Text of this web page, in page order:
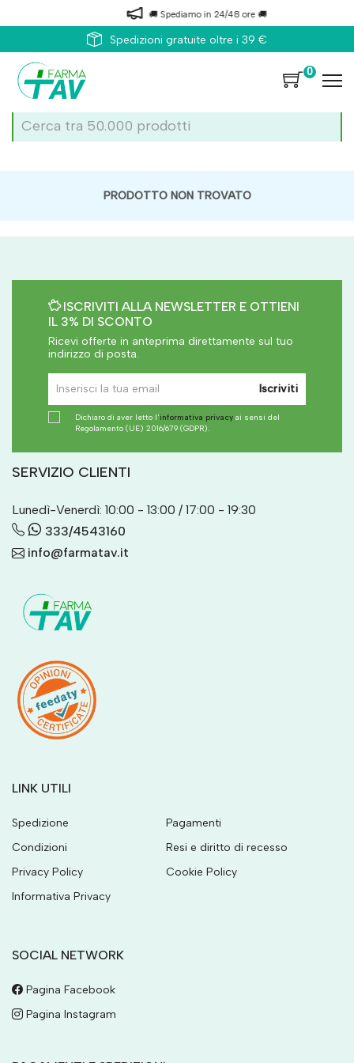
🚚 Spediamo in 24/48 ore 🚚
Spedizioni gratuite oltre i 39 €
0
PRODOTTO NON TROVATO
ISCRIVITI ALLA NEWSLETTER E OTTIENI
IL 3% DI SCONTO
Ricevi offerte in anteprima direttamente sul tuo
indirizzo di posta.
Iscriviti
Dichiaro di aver letto l'informativa privacy ai sensi del
Regolamento (UE) 2016/679 (GDPR).
SERVIZIO CLIENTI
Lunedì-Venerdì: 10:00 - 13:00 / 17:00 - 19:30
333/4543160
info@farmatav.it
LINK UTILI
Spedizione
Pagamenti
Condizioni
Resi e diritto di recesso
Privacy Policy
Cookie Policy
Informativa Privacy
SOCIAL NETWORK
Pagina Facebook
Pagina Instagram